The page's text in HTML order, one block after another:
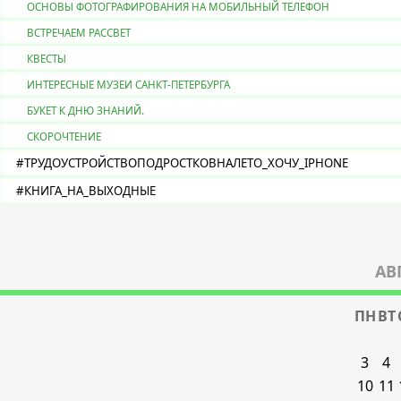
ОСНОВЫ ФОТОГРАФИРОВАНИЯ НА МОБИЛЬНЫЙ ТЕЛЕФОН
ВСТРЕЧАЕМ РАССВЕТ
КВЕСТЫ
ИНТЕРЕСНЫЕ МУЗЕИ САНКТ-ПЕТЕРБУРГА
БУКЕТ К ДНЮ ЗНАНИЙ.
СКОРОЧТЕНИЕ
#ТРУДОУСТРОЙСТВОПОДРОСТКОВНАЛЕТО_ХОЧУ_IPHONE
#КНИГА_НА_ВЫХОДНЫЕ
ПНВТ
3
4
10 11